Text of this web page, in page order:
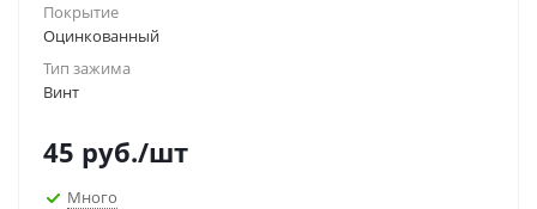
Покрытие
Оцинкованный
Тип зажима
Винт
45 руб./шт
Много